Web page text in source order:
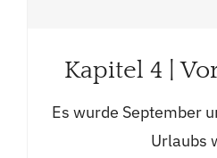
Kapitel 4 |
Es wurde September
Urlaubs